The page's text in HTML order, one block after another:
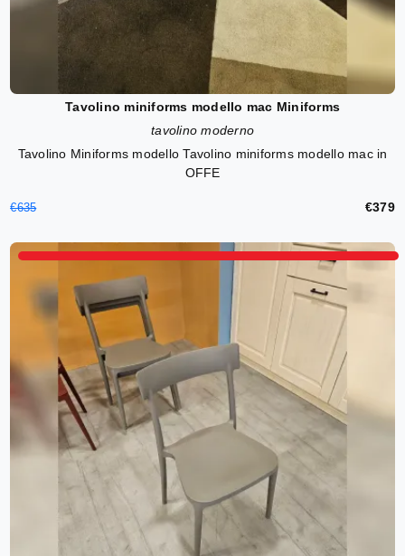
Tavolino miniforms modello mac Miniforms
tavolino moderno
Tavolino Miniforms modello Tavolino miniforms modello mac in
OFFE
€635 €379